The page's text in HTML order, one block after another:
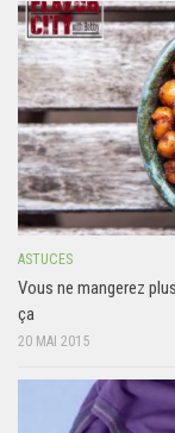
ASTUCES
Vous ne mangerez
ça
20 MAI 2015